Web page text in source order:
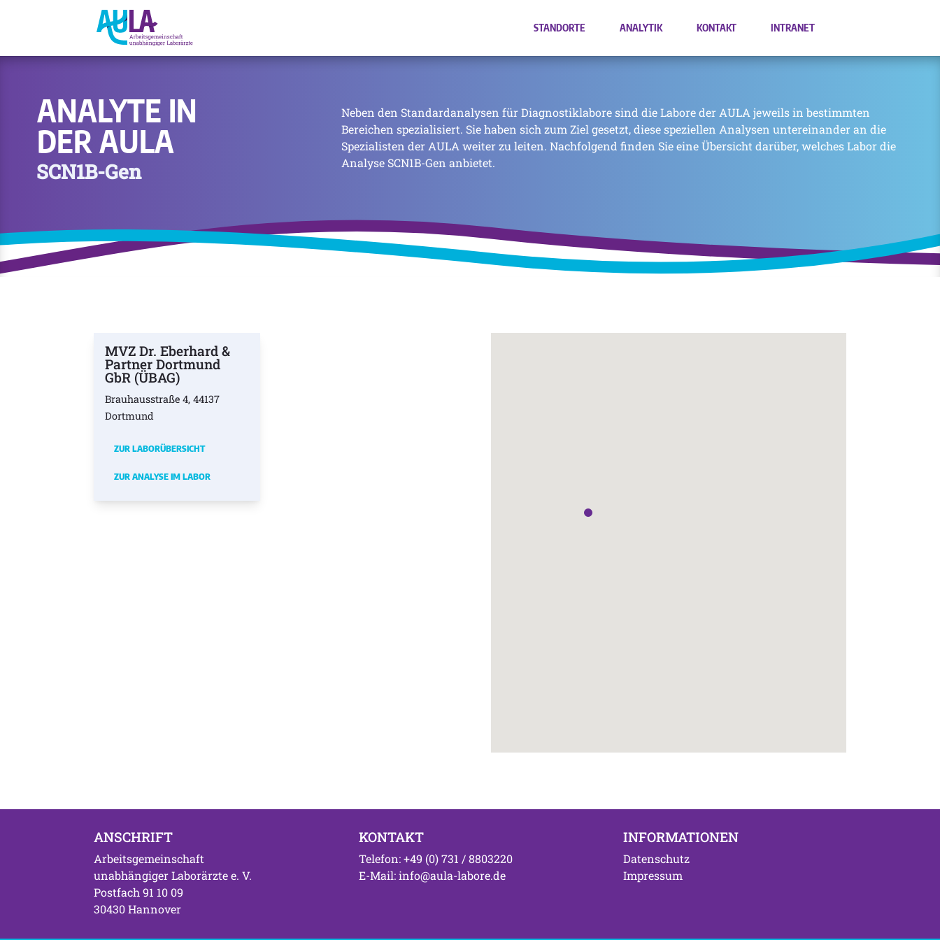
STANDORTE ANALYTIK KONTAKT INTRANET
ANALYTE IN
DER AULA
SCN1B-Gen
Neben den Standardanalysen für Diagnostiklabore sind die Labore der AULA jeweils in bestimmten
Bereichen spezialisiert. Sie haben sich zum Ziel gesetzt, diese speziellen Analysen untereinander an die
Spezialisten der AULA weiter zu leiten. Nachfolgend finden Sie eine Übersicht darüber, welches Labor die
Analyse SCN1B-Gen anbietet.
MVZ Dr. Eberhard &
Partner Dortmund
GbR (ÜBAG)
Brauhausstraße 4, 44137
Dortmund
ZUR LABORÜBERSICHT
ZUR ANALYSE IM LABOR
ANSCHRIFT
Arbeitsgemeinschaft
unabhängiger Laborärzte e. V.
Postfach 91 10 09
30430 Hannover
KONTAKT
Telefon: +49 (0) 731 / 8803220
E-Mail: info@aula-labore.de
INFORMATIONEN
Datenschutz
Impressum